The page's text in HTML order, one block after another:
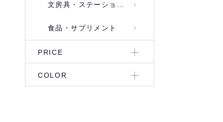
文房具・ステーショナリー
食品・サプリメント
PRICE
COLOR